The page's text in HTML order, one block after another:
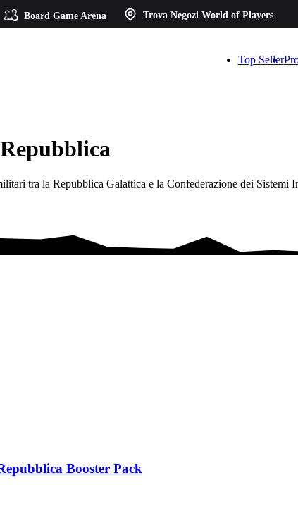
Board Game Arena Trova Negozi World of Players
Top Seller
tra la Repubblica Galattica e la Confederazione dei
Booster Pack